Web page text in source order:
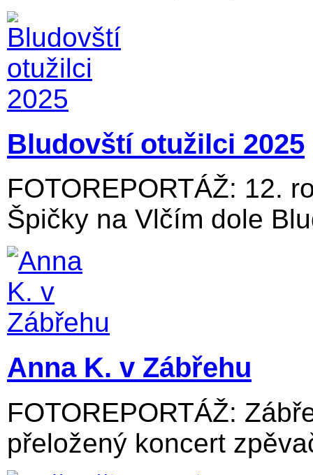
Bludovští otužilci 2025
FOTOREPORTÁŽ: 12.
Špičky na Vlčím dole
Anna K. v Zábřehu
FOTOREPORTÁŽ:
přeložený koncert